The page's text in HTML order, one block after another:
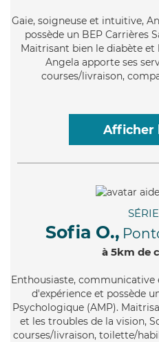
Gaie, soigneuse et intuitive,
possède un BEP Carrières
Maitrisant bien le diabète
Angela apporte ses
courses/livraison,
Afficher
Sofia O.,
à 5km de
Enthousiaste, communicative
d'expérience et possède
Psychologique (AMP).
et les troubles de la vision,
courses/livraison, toilette/